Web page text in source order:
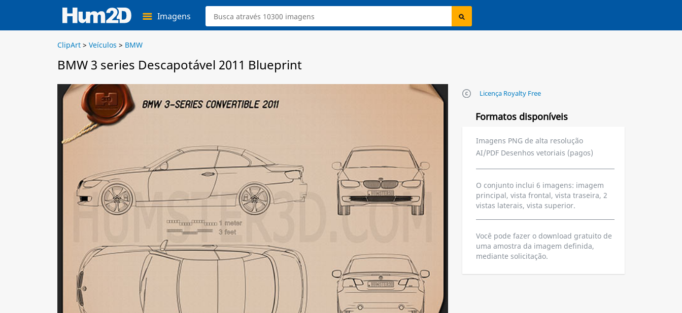
Imagens
ClipArt > Veículos > BMW
BMW 3 series Descapotável 2011 Blueprint
Licença Royalty Free
Formatos disponíveis
Imagens PNG de alta resolução
AI/PDF Desenhos vetoriais (pagos)
O conjunto inclui 6 imagens: imagem
principal, vista frontal, vista traseira, 2
vistas laterais, vista superior.
Você pode fazer o download gratuito de
uma amostra da imagem definida,
mediante solicitação.